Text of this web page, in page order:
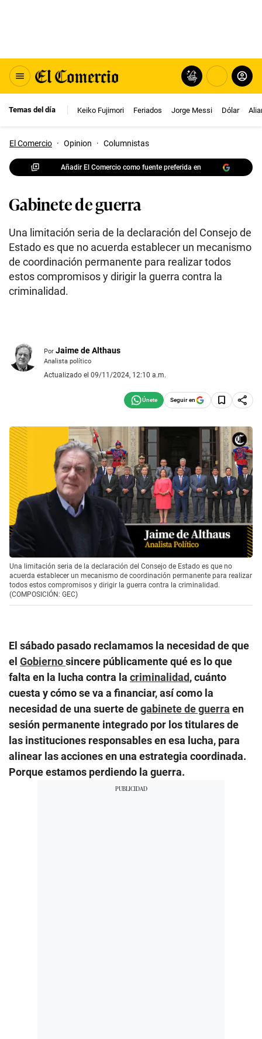
Temas del día Keiko Fujimori Feriados Jorge Messi Dólar
El Comercio · Opinion · Columnistas
Añadir El Comercio como fuente preferida en
Gabinete de guerra
Una limitación seria de la declaración del Consejo de
Estado es que no acuerda establecer un mecanismo
de coordinación permanente para realizar todos
estos compromisos y dirigir la guerra contra la
criminalidad.
Por Jaime de Althaus
Analista político
Actualizado el 09/11/2024, 12:10 a.m.
Seguir en
Una limitación seria de la declaración del Consejo de Estado es que no
acuerda establecer un mecanismo de coordinación permanente para realizar
todos estos compromisos y dirigir la guerra contra la criminalidad.
(COMPOSICIÓN: GEC)
El sábado pasado reclamamos la necesidad de que
el Gobiernosincere públicamente qué es lo que
falta en la lucha contra la criminalidad, cuánto
cuesta y cómo se va a financiar, así como la
necesidad de una suerte degabinete de guerra en
sesión permanente integrado por los titulares de
las instituciones responsables en esa lucha, para
alinear las acciones en una estrategia coordinada.
Porque estamos perdiendo la guerra.